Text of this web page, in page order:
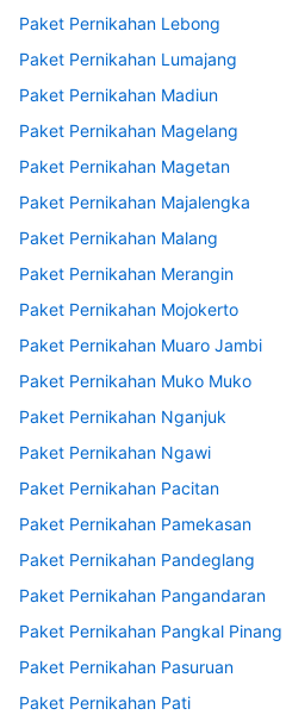
Paket Pernikahan Lebong
Paket Pernikahan Lumajang
Paket Pernikahan Madiun
Paket Pernikahan Magelang
Paket Pernikahan Magetan
Paket Pernikahan Majalengka
Paket Pernikahan Malang
Paket Pernikahan Merangin
Paket Pernikahan Mojokerto
Paket Pernikahan Muaro Jambi
Paket Pernikahan Muko Muko
Paket Pernikahan Nganjuk
Paket Pernikahan Ngawi
Paket Pernikahan Pacitan
Paket Pernikahan Pamekasan
Paket Pernikahan Pandeglang
Paket Pernikahan Pangandaran
Paket Pernikahan Pangkal Pinang
Paket Pernikahan Pasuruan
Paket Pernikahan Pati